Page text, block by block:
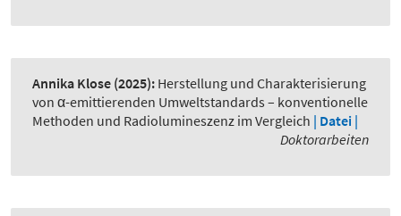
Annika Klose (2025): Herstellung und Charakterisierung
von α-emittierenden Umweltstandards – konventionelle
Methoden und Radiolumineszenz im Vergleich | Datei |
Doktorarbeiten